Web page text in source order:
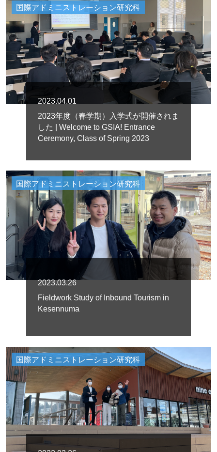
国際アドミニストレーション研究科
2023.04.01
2023年度（春学期）入学式が開催されま
した | Welcome to GSIA! Entrance
Ceremony, Class of Spring 2023
国際アドミニストレーション研究科
2023.03.26
Fieldwork Study of Inbound Tourism in
Kesennuma
国際アドミニストレーション研究科